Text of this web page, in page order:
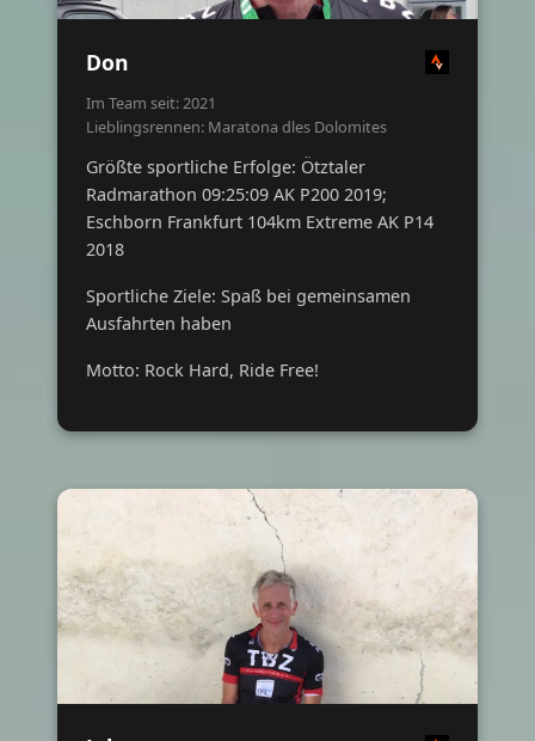
Don
Im Team seit: 2021
Lieblingsrennen: Maratona dles Dolomites
Größte sportliche Erfolge: Ötztaler
Radmarathon 09:25:09 AK P200 2019;
Eschborn Frankfurt 104km Extreme AK P14
2018
Sportliche Ziele: Spaß bei gemeinsamen
Ausfahrten haben
Motto: Rock Hard, Ride Free!